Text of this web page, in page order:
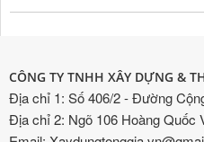
CÔNG TY TNHH XÂY DỰNG &
Địa chỉ 1: Số 406/2 - Đường
Địa chỉ 2: Ngõ 106 Hoàng Quốc